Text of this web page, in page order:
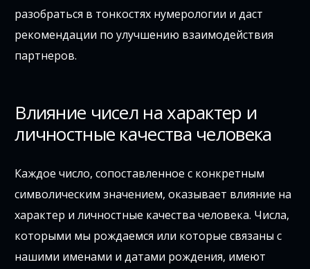
разобраться в тонкостях нумерологии и даст
рекомендации по улучшению взаимодействия
партнеров.
Влияние чисел на характер и
личностные качества человека
Каждое число, сопоставленное с конкретным
символическим значением, оказывает влияние на
характер и личностные качества человека. Числа,
которыми мы рождаемся или которые связаны с
нашими именами и датами рождения, имеют